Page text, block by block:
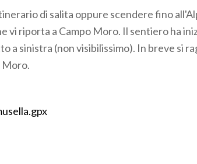
di salita oppure scendere fino
vi riporta a Campo Moro. Il sentiero ha
a sinistra (non visibilissimo). In breve si
Moro.